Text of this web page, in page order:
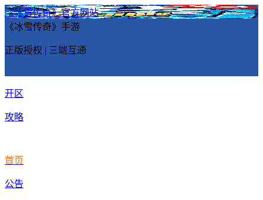
《冰雪传奇》官方网站
《冰雪传奇》手游
正版授权 | 三端互通
开区
攻略
首页
公告